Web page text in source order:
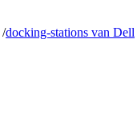
/docking-stations van Dell